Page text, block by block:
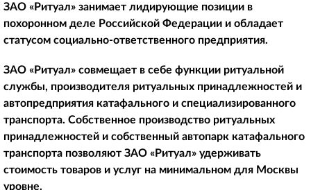
ЗАО «Ритуал» занимает лидирующие позиции в
похоронном деле Российской Федерации и обладает
статусом социально-ответственного предприятия.
ЗАО «Ритуал» совмещает в себе функции ритуальной
службы, производителя ритуальных принадлежностей и
автопредприятия катафального и специализированного
транспорта. Собственное производство ритуальных
принадлежностей и собственный автопарк катафального
транспорта позволяют ЗАО «Ритуал» удерживать
стоимость товаров и услуг на минимальном для Москвы
уровне.